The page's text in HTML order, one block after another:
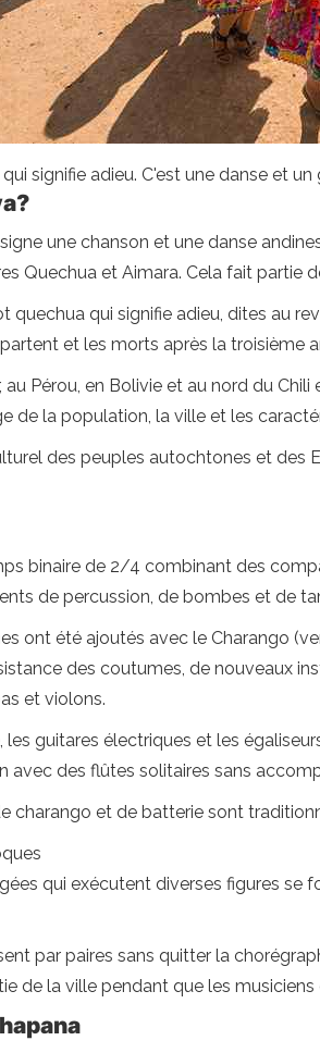
signifie adieu. C'est une danse et
une chanson et une danse
Quechua et Aimara. Cela fait partie
quechua qui signifie adieu, dites au
et les morts après la troisième
Pérou, en Bolivie et au nord du
de la population, la ville et les
des peuples autochtones et
binaire de 2/4 combinant des
de percussion, de bombes et de
ont été ajoutés avec le Charango
des coutumes, de nouveaux
et violons.
guitares électriques et les
avec des flûtes solitaires sans
charango et de batterie sont
qui exécutent diverses figures
par paires sans quitter la
de la ville pendant que les